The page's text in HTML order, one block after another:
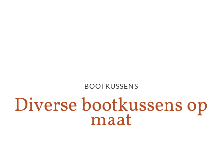
BOOTKUSSENS
Diverse bootkussens op
maat